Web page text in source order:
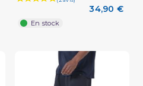
34,90 €
En stock